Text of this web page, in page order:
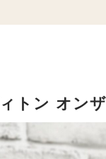
トン オン